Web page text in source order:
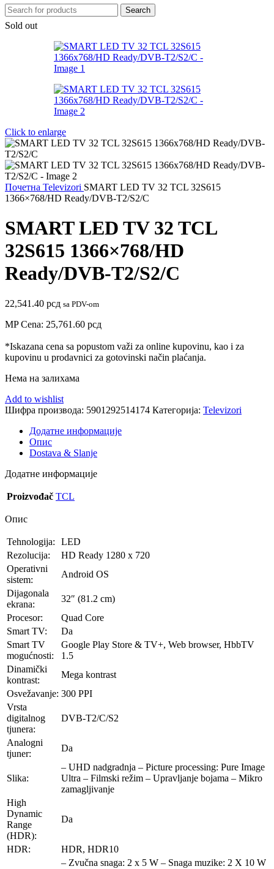
Search
Sold out
Click to enlarge
Почетна Televizori SMART LED TV 32 TCL 32S615
1366×768/HD Ready/DVB-T2/S2/C
SMART LED TV 32 TCL
32S615 1366×768/HD
Ready/DVB-T2/S2/C
22,541.40 рсд sa PDV-om
MP Cena: 25,761.60 рсд
*Iskazana cena sa popustom važi za online kupovinu, kao i za
kupovinu u prodavnici za gotovinski način plaćanja.
Нема на залихама
Add to wishlist
Шифра производа: 5901292514174 Категорија: Televizori
Додатне информације
Опис
Dostava & Slanje
Додатне информације
Proizvođač TCL
Опис
Tehnologija:
LED
Rezolucija:
HD Ready 1280 x 720
Operativni
sistem:
Android OS
Dijagonala
ekrana:
32″ (81.2 cm)
Procesor:
Quad Core
Smart TV:
Da
Smart TV
mogućnosti:
Google Play Store & TV+, Web browser, HbbTV
1.5
Dinamički
kontrast:
Mega kontrast
Osvežavanje: 300 PPI
Vrsta
digitalnog
tjunera:
DVB-T2/C/S2
Analogni
tjuner:
Da
Slika:
– UHD nadgradnja – Picture processing: Pure Image
Ultra – Filmski režim – Upravljanje bojama – Mikro
zamagljivanje
High
Dynamic
Range
(HDR):
Da
HDR:
HDR, HDR10
– Zvučna snaga: 2 x 5 W – Snaga muzike: 2 X 10 W